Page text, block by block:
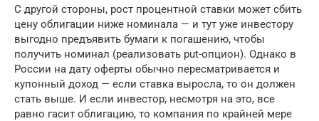
С другой стороны, рост процентной ставки может сбить
цену облигации ниже номинала — и тут уже инвестору
выгодно предъявить бумаги к погашению, чтобы
получить номинал (реализовать put-опцион). Однако в
России на дату оферты обычно пересматривается и
купонный доход — если ставка выросла, то он должен
стать выше. И если инвестор, несмотря на это, все
равно гасит облигацию, то компания по крайней мере